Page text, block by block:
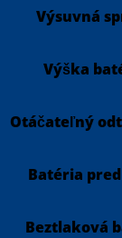
Výsuvná
Výška
Otáčateľný
Batéria
Beztlaková